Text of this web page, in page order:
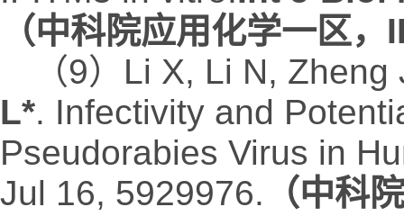
（中科院应用化学一区
（9）Li X, Li N,
L*. Infectivity and
Pseudorabies Virus in
Jul 16, 5929976. （中科